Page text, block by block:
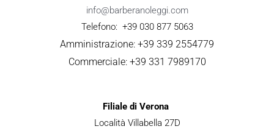
info@barberanoleggi.com
Telefono: +39 030 877 5063
Amministrazione: +39 339 2554779
Commerciale: +39 331 7989170
Filiale di Verona
Località Villabella 27D